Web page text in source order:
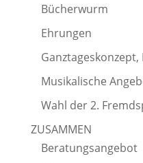
Bücherwurm
Ehrungen
Ganztageskonzept,
Musikalische
Wahl der 2.
ZUSAMMEN
Beratungsangebot